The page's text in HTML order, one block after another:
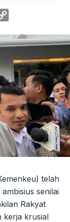
telah
senilai
Rakyat
kerja krusial